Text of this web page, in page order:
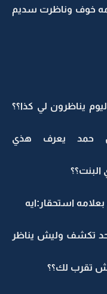
خوف وناظرت سديم
يناظرون لي كذا؟؟
حمد يعرف هذي
استحقار:ايه
تكشف وليش يناظر
وش تقرب لك؟؟